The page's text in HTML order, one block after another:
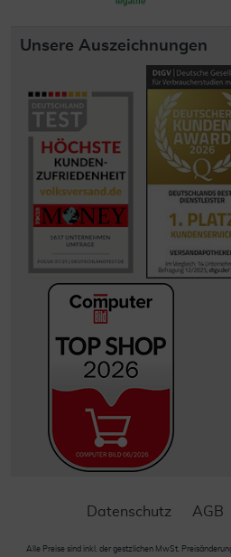
Unsere Auszeichnungen
Datenschutz AGB
Alle Preise sind inkl. der gestzlichen MwSt.